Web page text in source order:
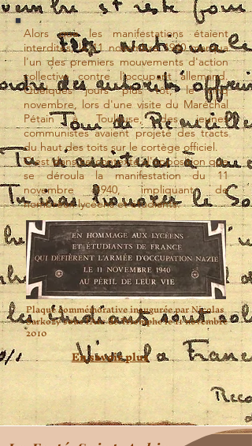
Alors que les manifestations étaient
interdites, le 11 novembre 1940 marqua
l'un des premiers mouvements d'action
collective contre l'occupant allemand.
Quelques jours plus tôt, le cinq
novembre, lors d'une visite du Maréchal
Pétain à Toulouse, des jeunes
communistes avaient projeté des tracts
du haut des toits sur le cortège officiel.
C'est dans ce contexte d'opposition que
se déroula la manifestation du 11
novembre 1940, impliquant de
nombreux lycéens et étudiants.
Plaque commémorative inaugurée par Nicolas
Sarkozy sous l'Arc de Triomphe le 11 novembre
2010
En savoir plus